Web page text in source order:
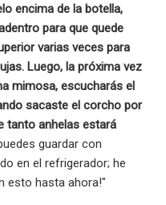
encima de la botella,
para que quede
varias veces para
Luego, la próxima vez
mimosa, escucharás el
sacaste el corcho por
tanto anhelas estará
guardar con
en el refrigerador; he
esto hasta ahora!"